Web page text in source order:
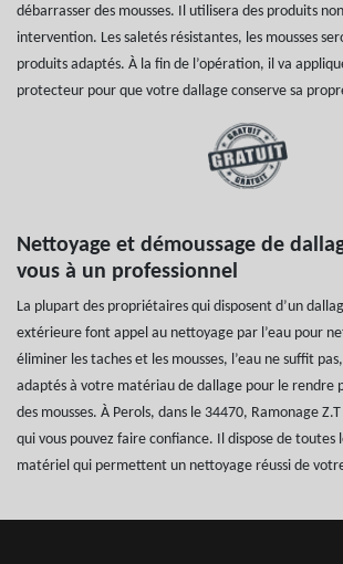
débarrasser des mousses. Il utilisera des produits
intervention. Les saletés résistantes, les mousses
produits adaptés. À la fin de l’opération, il va
protecteur pour que votre dallage conserve sa
Nettoyage et démoussage de
vous à un professionnel
La plupart des propriétaires qui disposent d’un
extérieure font appel au nettoyage par l’eau pour
éliminer les taches et les mousses, l’eau ne suffit
adaptés à votre matériau de dallage pour le rendre
des mousses. À Perols, dans le 34470, Ramonage
qui vous pouvez faire confiance. Il dispose de toutes
matériel qui permettent un nettoyage réussi de